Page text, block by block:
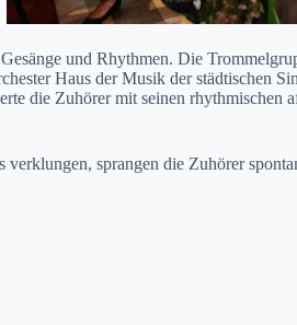
und Rhyth­men. Die
Haus der Musik der städtis­chen
die Zuhör­er mit seinen rhyth­mis­chen
sprangen die Zuhör­er